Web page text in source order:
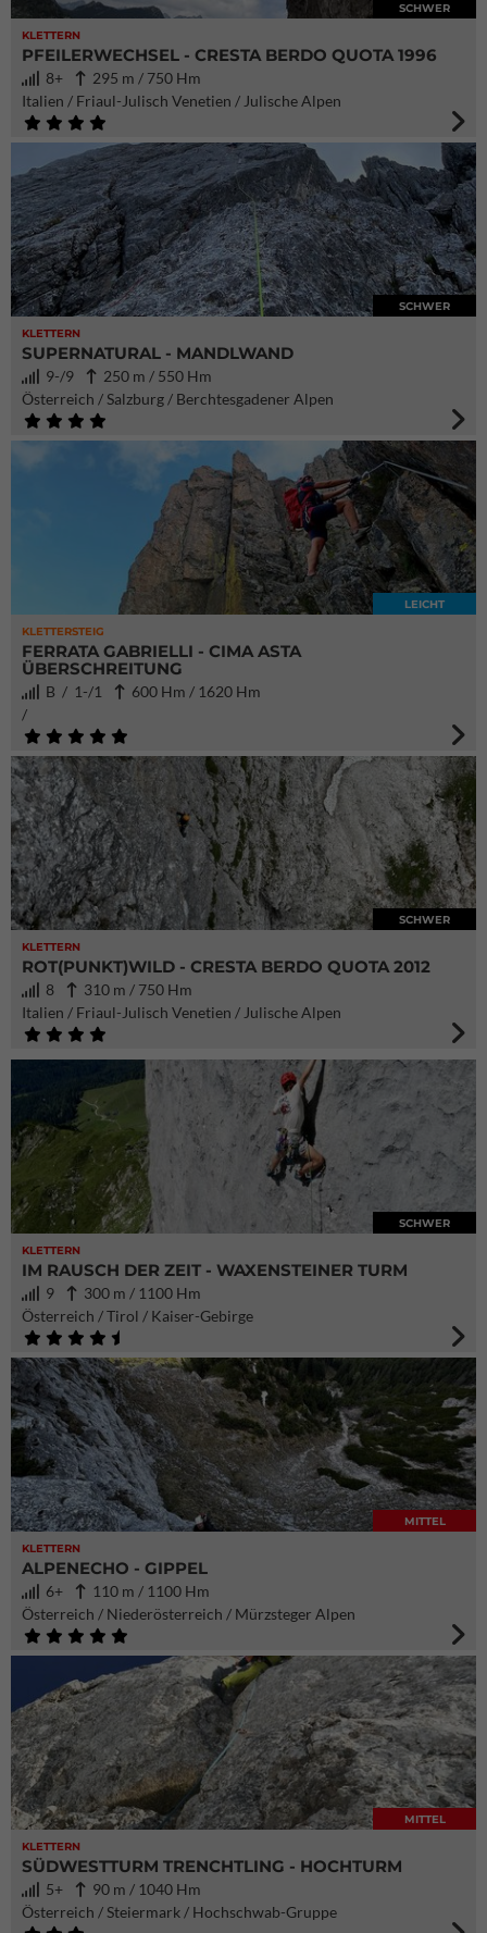
KLETTERN
SCHWER
PFEILERWECHSEL - CRESTA BERDO QUOTA 1996
8+
295 m / 750 Hm
Italien / Friaul-Julisch Venetien / Julische Alpen
KLETTERN
SCHWER
SUPERNATURAL - MANDLWAND
9-/9
250 m / 550 Hm
Österreich / Salzburg / Berchtesgadener Alpen
KLETTERSTEIG
LEICHT
FERRATA GABRIELLI - CIMA ASTA
ÜBERSCHREITUNG
B / 1-/1
600 Hm / 1620 Hm
/
KLETTERN
SCHWER
ROT(PUNKT)WILD - CRESTA BERDO QUOTA 2012
8
310 m / 750 Hm
Italien / Friaul-Julisch Venetien / Julische Alpen
KLETTERN
SCHWER
IM RAUSCH DER ZEIT - WAXENSTEINER TURM
9
300 m / 1100 Hm
Österreich / Tirol / Kaiser-Gebirge
KLETTERN
MITTEL
ALPENECHO - GIPPEL
6+
110 m / 1100 Hm
Österreich / Niederösterreich / Mürzsteger Alpen
KLETTERN
MITTEL
SÜDWESTTURM TRENCHTLING - HOCHTURM
5+
90 m / 1040 Hm
Österreich / Steiermark / Hochschwab-Gruppe